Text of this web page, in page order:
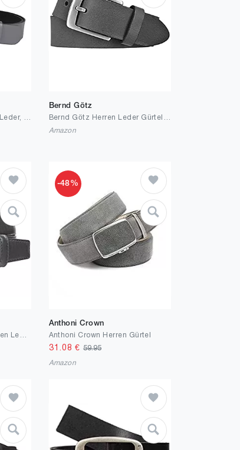
Bernd Götz
Amazon
-48%
Anthoni Crown
Anthoni Crown Herren Gürtel
31.08 € 59.95
Amazon